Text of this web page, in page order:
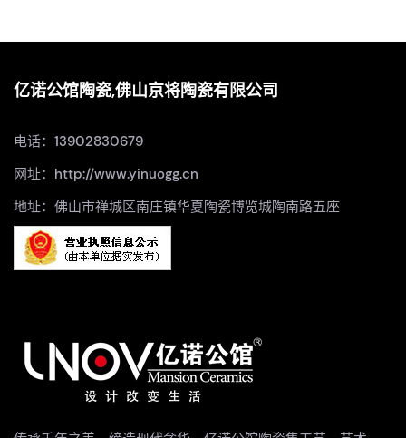
亿诺公馆陶瓷,佛山京将陶瓷有限公司
电话：13902830679
网址：http://www.yinuogg.cn
地址：佛山市禅城区南庄镇华夏陶瓷博览城陶南路五座